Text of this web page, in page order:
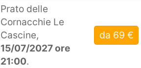
Prato delle
Cornacchie Le
Cascine,
15/07/2027 ore
21:00.
da 69 €